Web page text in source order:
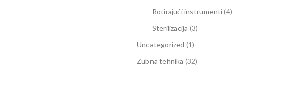
Rotirajući instrumenti (4)
Sterilizacija (3)
Uncategorized (1)
Zubna tehnika (32)